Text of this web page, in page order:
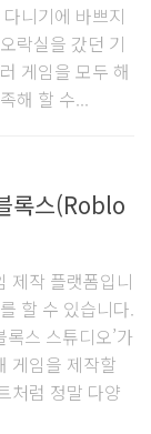
니기에 바쁘지
락실을 갔던 기
게임을 모두 해
해 할 수...
록스(Roblo
제작 플랫폼입니
할 수 있습니다.
스 스튜디오’가
게임을 제작할
처럼 정말 다양